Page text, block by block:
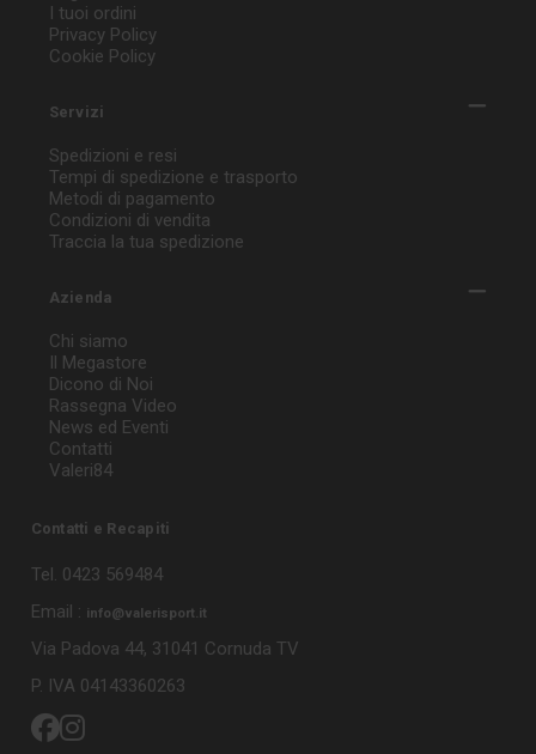
I tuoi ordini
Privacy Policy
Cookie Policy
Servizi
Spedizioni e resi
Tempi di spedizione e trasporto
Metodi di pagamento
Condizioni di vendita
Traccia la tua spedizione
Azienda
Chi siamo
Il Megastore
Dicono di Noi
Rassegna Video
News ed Eventi
Contatti
Valeri84
Contatti e Recapiti
Tel. 0423 569484
Email : info@valerisport.it
Via Padova 44, 31041 Cornuda TV
P. IVA 04143360263